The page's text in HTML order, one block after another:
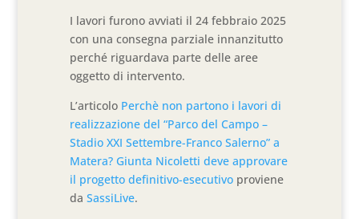
I lavori furono avviati il 24 febbraio 2025
con una consegna parziale innanzitutto
perché riguardava parte delle aree
oggetto di intervento.
L’articolo Perchè non partono i lavori di
realizzazione del “Parco del Campo –
Stadio XXI Settembre-Franco Salerno” a
Matera? Giunta Nicoletti deve approvare
il progetto definitivo-esecutivo proviene
daSassiLive.